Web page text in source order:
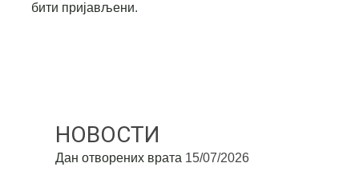
бити пријављени.
НОВОСТИ
Дан отворених врата 15/07/2026